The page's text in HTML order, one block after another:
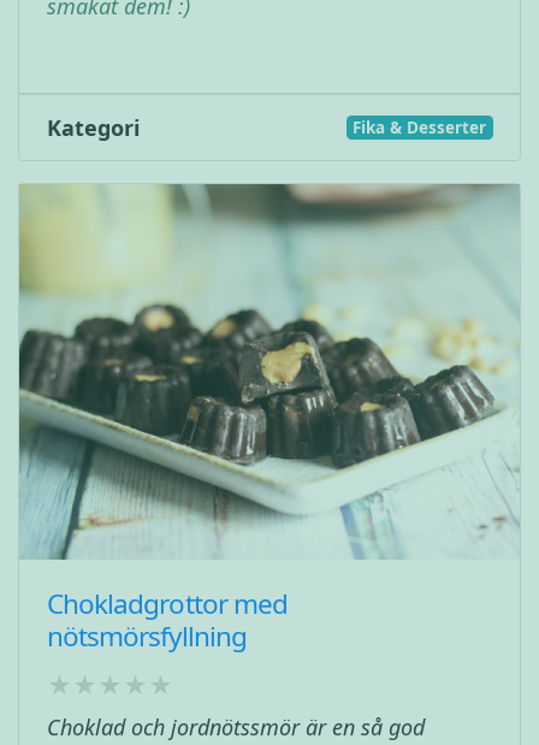
Kategori Fika & Desserter
Chokladgrottor med
nötsmörsfyllning
Choklad och jordnötssmör är en så god